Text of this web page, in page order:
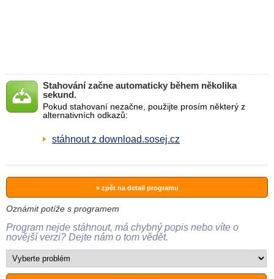
Stahování začne automaticky během několika
sekund.
Pokud stahovaní nezačne, použijte prosím některý z
alternativních odkazů:
stáhnout z download.sosej.cz
» zpět na detail programu
Oznámit potíže s programem
Program nejde stáhnout, má chybný popis nebo víte o
novější verzi? Dejte nám o tom vědět.